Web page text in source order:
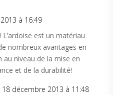
à 16:49
est un matériau
nombreux avantages en
niveau de la mise en
et de la durabilité!
18 décembre 2013 à 11:48